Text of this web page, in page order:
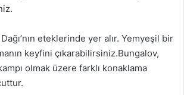
eteklerinde yer alır. Yemyeşil bir
keyfini çıkarabilirsiniz.Bungalov,
olmak üzere farklı konaklama